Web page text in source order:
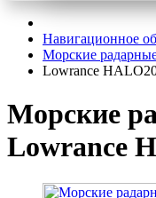
Навигационное
Морские
Lowrance
Морские
Lowrance